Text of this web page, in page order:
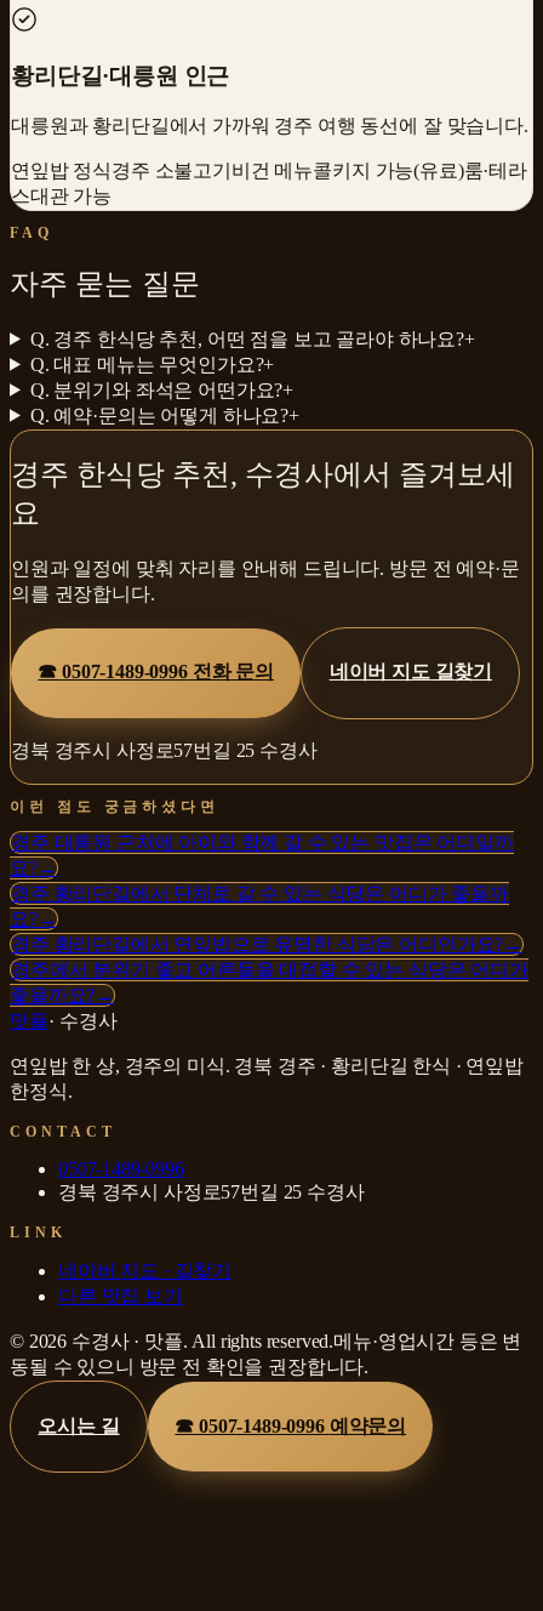
황리단길·대릉원 인근
대릉원과 황리단길에서 가까워 경주 여행 동선에 잘 맞습니다.
연잎밥 정식경주 소불고기 비건 메뉴콜키지 가능(유료)룸·테라
스대관 가능
FAQ
자주 묻는 질문
Q. 경주 한식당 추천, 어떤 점을 보고 골라야 하나요?+
Q.대표 메뉴는 무엇인가요?+
Q. 분위기와 좌석은 어떤가요?+
Q. 예약·문의는 어떻게 하나요?+
경주 한식당 추천, 수경사에서 즐겨보세
요
인원과 일정에 맞춰 자리를 안내해 드립니다. 방문 전 예약·문
의를 권장합니다.
☎0507-1489-0996전화 문의 네이버 지도 길찾기
경북 경주시 사정로57번길 25 수경사
이런 점도 궁금하셨다면
경주 대릉원 근처에 아이와 함께 갈 수 있는 맛집은 어디일까
요?→
경주 황리단길에서 단체로 갈 수 있는 식당은 어디가 좋을까
요?→
경주 황리단길에서 연잎밥으로 유명한 식당은 어디인가요?→
경주에서 분위기 좋고 어른들을 대접할 수 있는 식당은 어디가
좋을까요?→
맛플· 수경사
연잎밥 한 상, 경주의 미식. 경북 경주 · 황리단길 한식 · 연잎밥
한정식.
CONTACT
0507-1489-0996
경북 경주시 사정로57번길 25 수경사
LINK
네이버 지도 · 길찾기
다른 맛집 보기
© 2026 수경사· 맛플. All rights reserved.메뉴·영업시간 등은 변
동될 수 있으니 방문 전 확인을 권장합니다.
오시는 길 ☎0507-1489-0996 예약문의